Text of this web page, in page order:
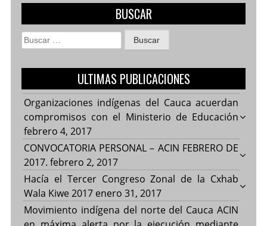
BUSCAR
Buscar:
ULTIMAS PUBLICACIONES
Organizaciones indígenas del Cauca acuerdan
compromisos con el Ministerio de Educación
febrero 4, 2017
CONVOCATORIA PERSONAL – ACIN FEBRERO DE
2017. febrero 2, 2017
Hacía el Tercer Congreso Zonal de la Cxhab
Wala Kiwe 2017 enero 31, 2017
Movimiento indígena del norte del Cauca ACIN